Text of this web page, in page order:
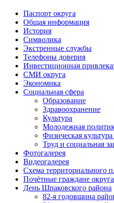
Паспорт округа
Общая информация
История
Символика
Экстренные службы
Телефоны доверия
Инвестиционная
СМИ округа
Экономика
Социальная сфера
Образование
Здравоохранение
Культура
Молодежная
Физическая
Труд и социальная
Фотогалерея
Видеогалерея
Схема территориального
Почётные граждане округа
День Шпаковского района
82-я годовщина